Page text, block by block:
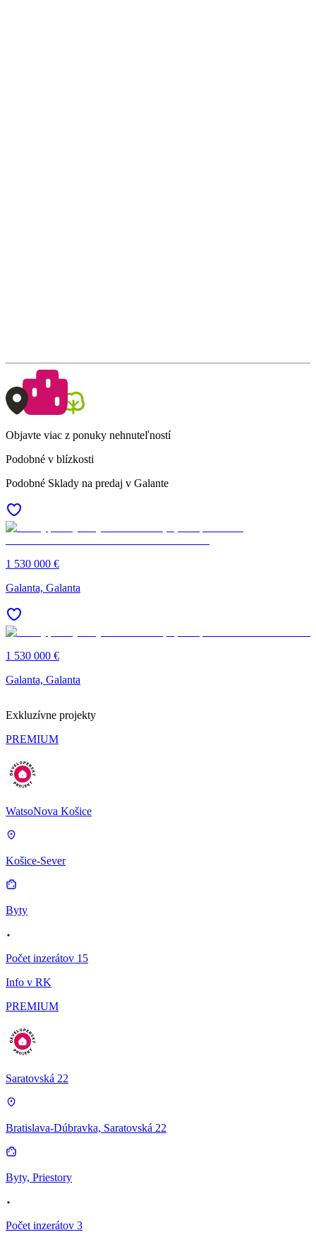
Objavte viac z ponuky nehnuteľností
Podobné v blízkosti
Podobné Sklady na predaj v Galante
1 530 000 €
Galanta, Galanta
1 530 000 €
Galanta, Galanta
Exkluzívne projekty
PREMIUM
WatsoNova Košice
Košice-Sever
Byty
Počet inzerátov 15
Info v RK
PREMIUM
Saratovská 22
Bratislava-Dúbravka, Saratovská 22
Byty, Priestory
Počet inzerátov 3